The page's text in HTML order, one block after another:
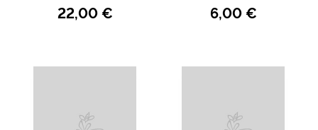
22,00 € 6,00 €